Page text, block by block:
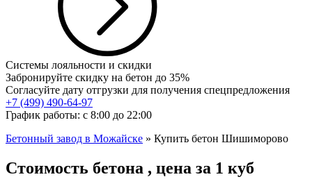
Системы лояльности и скидки
Забронируйте скидку на бетон до 35%
Согласуйте дату отгрузки для получения спецпредложения
+7 (499) 490-64-97
График работы: с 8:00 до 22:00
Бетонный завод в Можайске » Купить бетон Шишиморово
Стоимость бетона , цена за 1 куб